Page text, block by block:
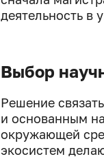
деятельность в
Выбор
Решение
и основанным
окружающей
экосистем